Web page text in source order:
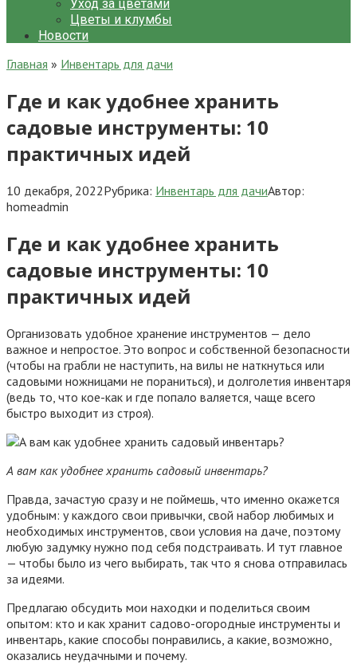
Уход за цветами
Цветы и клумбы
Новости
Главная » Инвентарь для дачи
Где и как удобнее хранить
садовые инструменты: 10
практичных идей
10 декабря, 2022Рубрика: Инвентарь для дачиАвтор:
homeadmin
Где и как удобнее хранить
садовые инструменты: 10
практичных идей
Организовать удобное хранение инструментов — дело
важное и непростое. Это вопрос и собственной безопасности
(чтобы на грабли не наступить, на вилы не наткнуться или
садовыми ножницами не пораниться), и долголетия инвентаря
(ведь то, что кое-как и где попало валяется, чаще всего
быстро выходит из строя).
А вам как удобнее хранить садовый инвентарь?
Правда, зачастую сразу и не поймешь, что именно окажется
удобным: у каждого свои привычки, свой набор любимых и
необходимых инструментов, свои условия на даче, поэтому
любую задумку нужно под себя подстраивать. И тут главное
— чтобы было из чего выбирать, так что я снова отправилась
за идеями.
Предлагаю обсудить мои находки и поделиться своим
опытом: кто и как хранит садово-огородные инструменты и
инвентарь, какие способы понравились, а какие, возможно,
оказались неудачными и почему.